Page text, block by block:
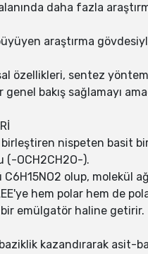
daha fazla
araştırma
özellikleri, sentez
bakış sağlamayı
nispeten basit
(-OCH2CH2O-).
olup, molekül
hem polar hem
bir emülgatör haline getirir.
kazandırarak asit-